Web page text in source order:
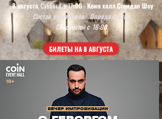
8 августа, Суббота, в 17:00-Коин холл Стендап Шоу
Состав участников: Определяется
Сбор гостей с 16:00
БИЛЕТЫ НА 8 АВГУСТА